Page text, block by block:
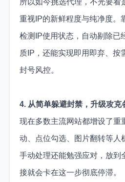
重视IP的新鲜程度与纯净度。
检测IP使用状态，自动剔除已
质IP，还能实现即用即弃、按
封号风控。
4. 从简单躲避封禁，升级攻克
现在多数主流网站都增设了重
动、点位勾选、图片翻转等人
手动处理还能勉强应对，放到
接就会卡在这一步彻底停滞。